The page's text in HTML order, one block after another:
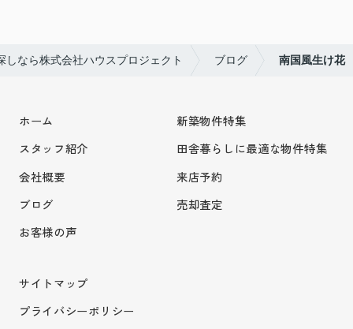
なら株式会社ハウスプロジェクト ブログ 南国風生け花
ホーム
スタッフ紹介
会社概要
ブログ
お客様の声
新築物件特集
田舎暮らしに最適な物件特集
来店予約
売却査定
サイトマップ
プライバシーポリシー